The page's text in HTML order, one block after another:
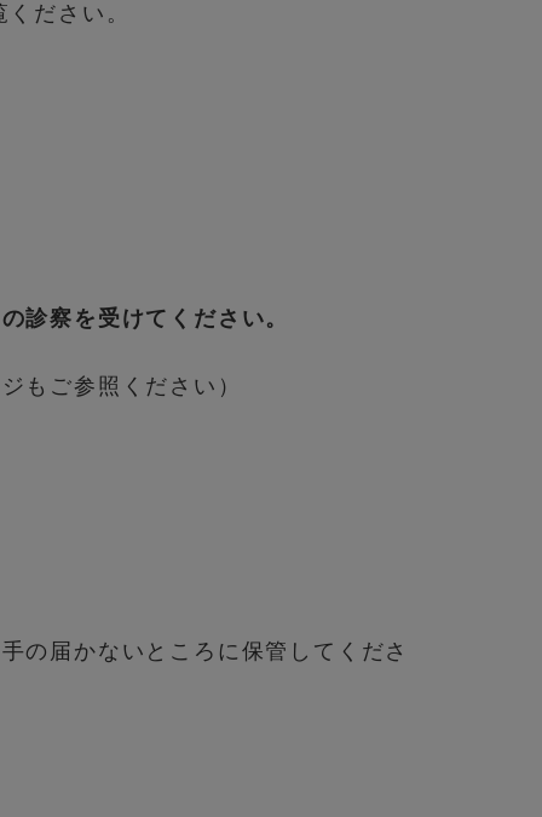
ださい。
診察を受けてください。
もご参照ください）
の届かないところに保管してくださ